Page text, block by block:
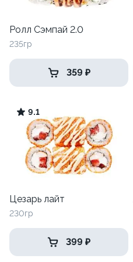
Ролл Сэмпай 2.0
235гр
359 ₽
9.1
Цезарь лайт
230гр
399 ₽